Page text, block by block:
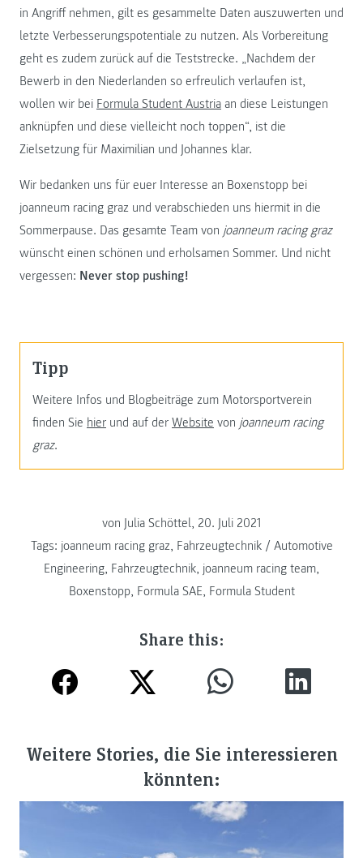
in Angriff nehmen, gilt es gesammelte Daten auszuwerten und
letzte Verbesserungspotentiale zu nutzen. Als Vorbereitung
geht es zudem zurück auf die Teststrecke. „Nachdem der
Bewerb in den Niederlanden so erfreulich verlaufen ist,
wollen wir bei Formula Student Austria an diese Leistungen
anknüpfen und diese vielleicht noch toppen“, ist die
Zielsetzung für Maximilian und Johannes klar.
Wir bedanken uns für euer Interesse an Boxenstopp bei
joanneum racing graz und verabschieden uns hiermit in die
Sommerpause. Das gesamte Team von joanneum racing graz
wünscht einen schönen und erholsamen Sommer. Und nicht
vergessen: Never stop pushing!
Tipp
Weitere Infos und Blogbeiträge zum Motorsportverein
finden Sie hier und auf der Website von joanneum racing
graz.
von Julia Schöttel, 20. Juli 2021
Tags: joanneum racing graz, Fahrzeugtechnik / Automotive
Engineering, Fahrzeugtechnik, joanneum racing team,
Boxenstopp, Formula SAE, Formula Student
Share this:
Weitere Stories, die Sie interessieren
könnten: